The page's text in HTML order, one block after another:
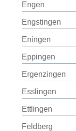
Engen
Engstingen
Eningen
Eppingen
Ergenzingen
Esslingen
Ettlingen
Feldberg